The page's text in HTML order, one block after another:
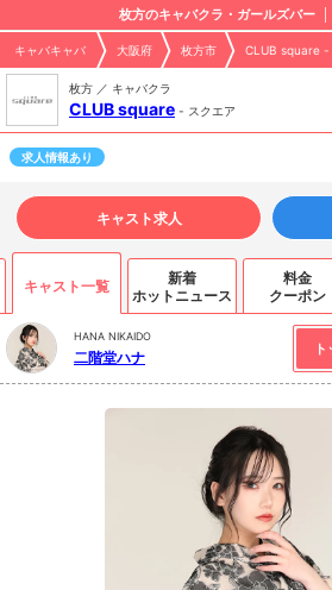
枚方のキャバクラ・ガールズバー
キャバキャバ 大阪府 枚方市 CLUB square -
枚方 ／ キャバクラ
CLUB square - スクエア
求人情報あり
キャスト求人
キャスト一覧
新着
ホットニュース
料金
クーポン
HANA NIKAIDO
二階堂ハナ